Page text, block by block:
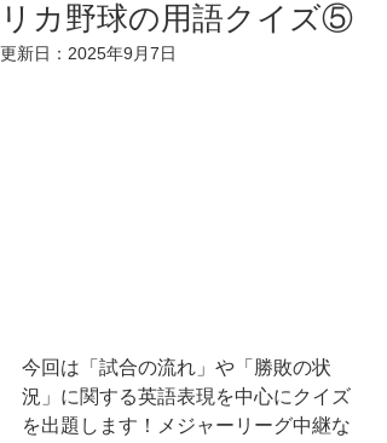
リカ野球の用語クイズ⑤
更新日： 2025年9月7日
今回は「試合の流れ」や「勝敗の状
況」に関する英語表現を中心にクイズ
を出題します！メジャーリーグ中継な